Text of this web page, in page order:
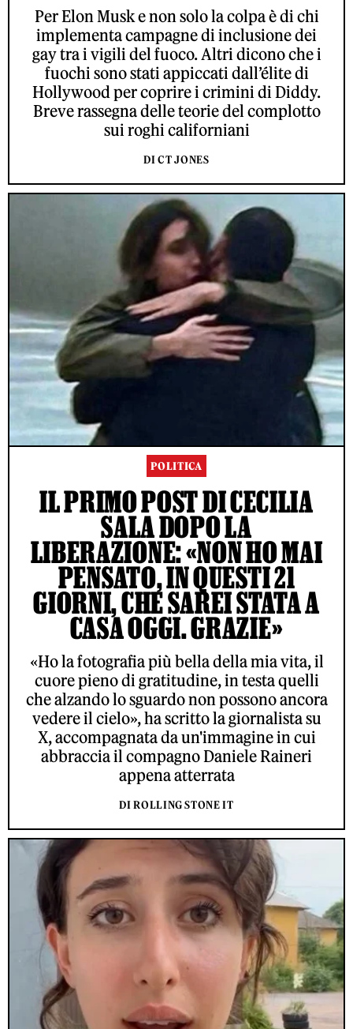
Per Elon Musk e non solo la colpa è di chi
implementa campagne di inclusione dei
gay tra i vigili del fuoco. Altri dicono che i
fuochi sono stati appiccati dall’élite di
Hollywood per coprire i crimini di Diddy.
Breve rassegna delle teorie del complotto
sui roghi californiani
DI CT JONES
POLITICA
IL PRIMO POST DI CECILIA
SALA DOPO LA
LIBERAZIONE: «NON HO MAI
PENSATO, IN QUESTI 21
GIORNI, CHE SAREI STATA A
CASA OGGI. GRAZIE»
«Ho la fotografia più bella della mia vita, il
cuore pieno di gratitudine, in testa quelli
che alzando lo sguardo non possono ancora
vedere il cielo», ha scritto la giornalista su
X, accompagnata da un'immagine in cui
abbraccia il compagno Daniele Raineri
appena atterrata
DI ROLLING STONE IT